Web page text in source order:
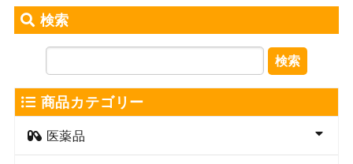
検索
検索
商品カテゴリー
医薬品